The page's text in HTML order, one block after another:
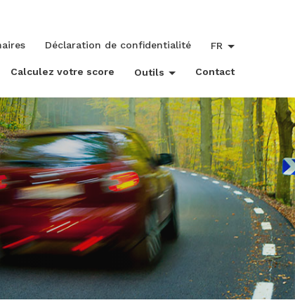
Calculez votre score Outils Contact
Déclaration de confidentialité FR